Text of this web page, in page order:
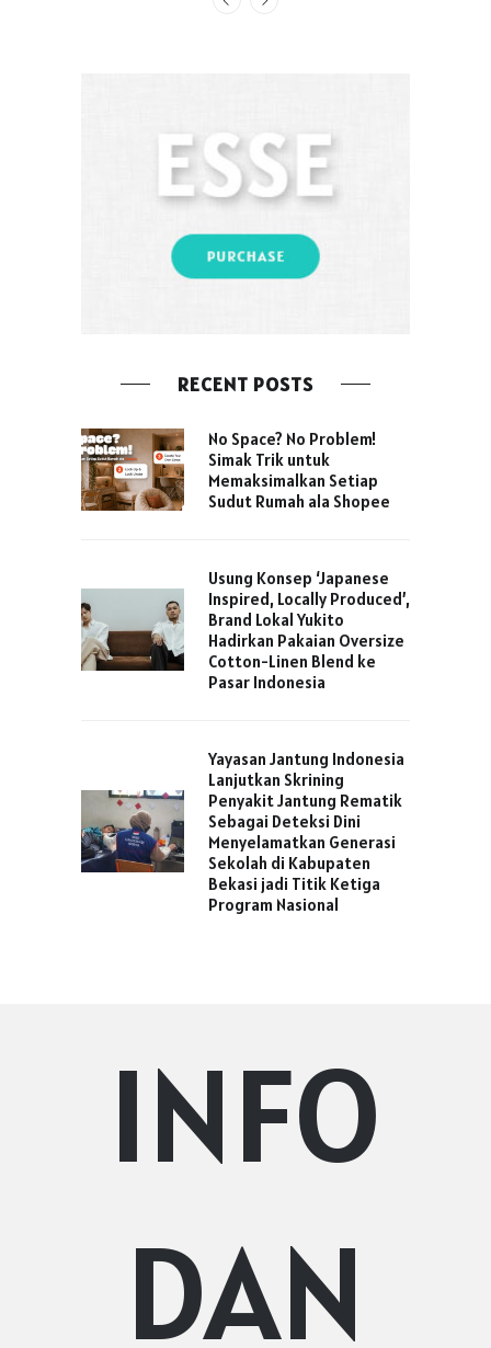
RECENT POSTS
No Space? No Problem!
Simak Trik untuk
Memaksimalkan Setiap
Sudut Rumah ala Shopee
Usung Konsep ‘Japanese
Inspired, Locally Produced’,
Brand Lokal Yukito
Hadirkan Pakaian Oversize
Cotton-Linen Blend ke
Pasar Indonesia
Yayasan Jantung Indonesia
Lanjutkan Skrining
Penyakit Jantung Rematik
Sebagai Deteksi Dini
Menyelamatkan Generasi
Sekolah di Kabupaten
Bekasi jadi Titik Ketiga
Program Nasional
INFO
DAN